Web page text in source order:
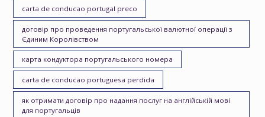
carta de conducao portugal preco
договір про проведення португальської валютної операції з
Єдиним Королівством
карта кондуктора португальського номера
carta de conducao portuguesa perdida
як отримати договір про надання послуг на англійській мові
для португальців